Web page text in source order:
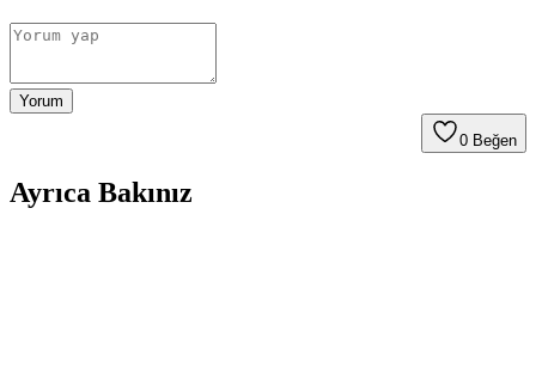
Yorum
0 Beğen
Ayrıca Bakınız